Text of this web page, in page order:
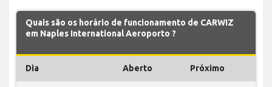
Quais são os horário de funcionamento de CARWIZ
em Naples International Aeroporto ?
Dia Aberto Próximo